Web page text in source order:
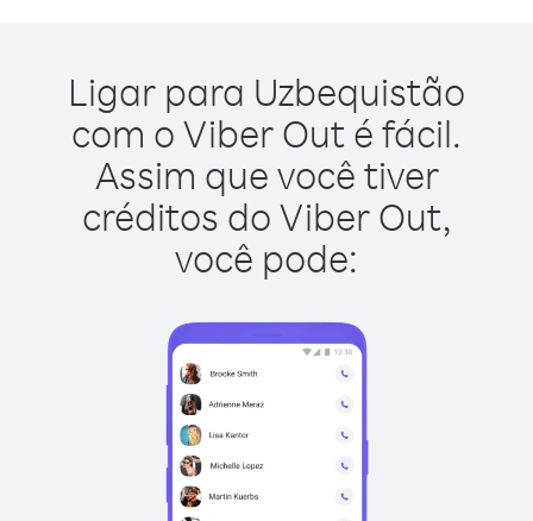
Ligar para Uzbequistão
com o Viber Out é fácil.
Assim que você tiver
créditos do Viber Out,
você pode: